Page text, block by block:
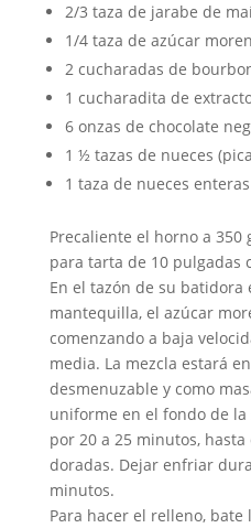
2/3 taza de jarabe de
1/4 taza de azúcar
2 cucharadas de
1 cucharadita de
6 onzas de chocolate
1 ½ tazas de nueces
1 taza de nueces
Precaliente el horno a 350
para tarta de 10 pulgadas
En el tazón de su batidora
mantequilla, el azúcar
comenzando a baja
media. La mezcla estará
desmenuzable y como
uniforme en el fondo de
por 20 a 25 minutos,
doradas. Dejar enfriar
minutos.
Para hacer el relleno,